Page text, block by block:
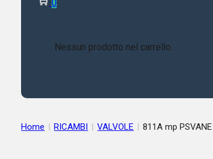
0
Nessun prodotto nel carrello.
Home | RICAMBI | VALVOLE | 811A mp